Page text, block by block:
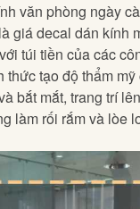
văn phòng ngày
giá decal dán kính
túi tiền của các
thức tạo độ thẩm
bắt mắt, trang trí
làm rối rắm và lòe